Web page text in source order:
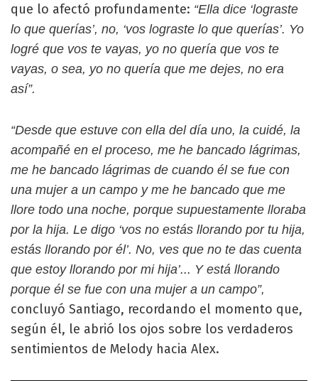
que lo afectó profundamente: “Ella dice ‘lograste
lo que querías’, no, ‘vos lograste lo que querías’. Yo
logré que vos te vayas, yo no quería que vos te
vayas, o sea, yo no quería que me dejes, no era
así”.
“Desde que estuve con ella del día uno, la cuidé, la
acompañé en el proceso, me he bancado lágrimas,
me he bancado lágrimas de cuando él se fue con
una mujer a un campo y me he bancado que me
llore todo una noche, porque supuestamente lloraba
por la hija. Le digo ‘vos no estás llorando por tu hija,
estás llorando por él’. No, ves que no te das cuenta
que estoy llorando por mi hija’... Y está llorando
porque él se fue con una mujer a un campo”,
concluyó Santiago, recordando el momento que,
según él, le abrió los ojos sobre los verdaderos
sentimientos de Melody hacia Alex.